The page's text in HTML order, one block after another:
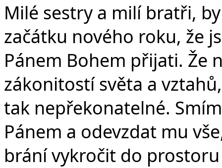
Milé sestry a milí bratři,
začátku nového roku, že
Pánem Bohem přijati. Že
zákonitostí světa a
tak nepřekonatelné.
Pánem a odevzdat mu
brání vykročit do